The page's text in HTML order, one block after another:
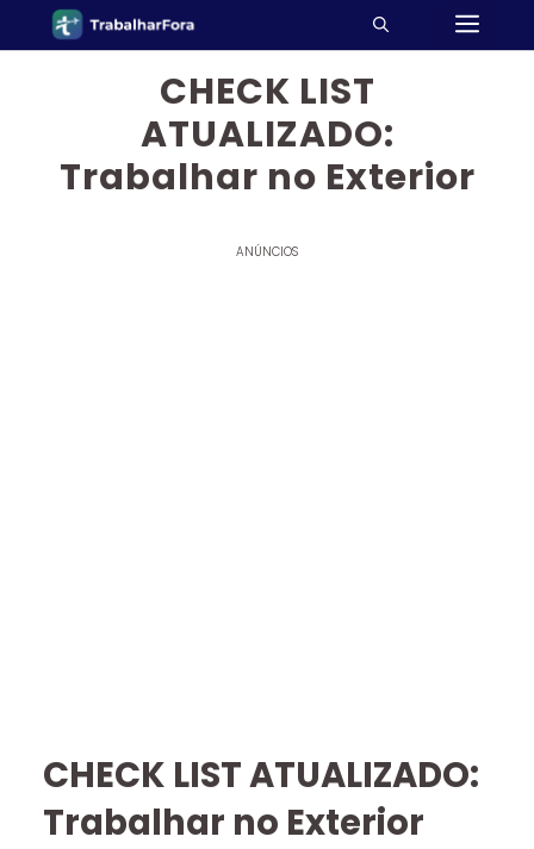
CHECK LIST
ATUALIZADO:
Trabalhar no Exterior
ANÚNCIOS
CHECK LIST ATUALIZADO:
Trabalhar no Exterior